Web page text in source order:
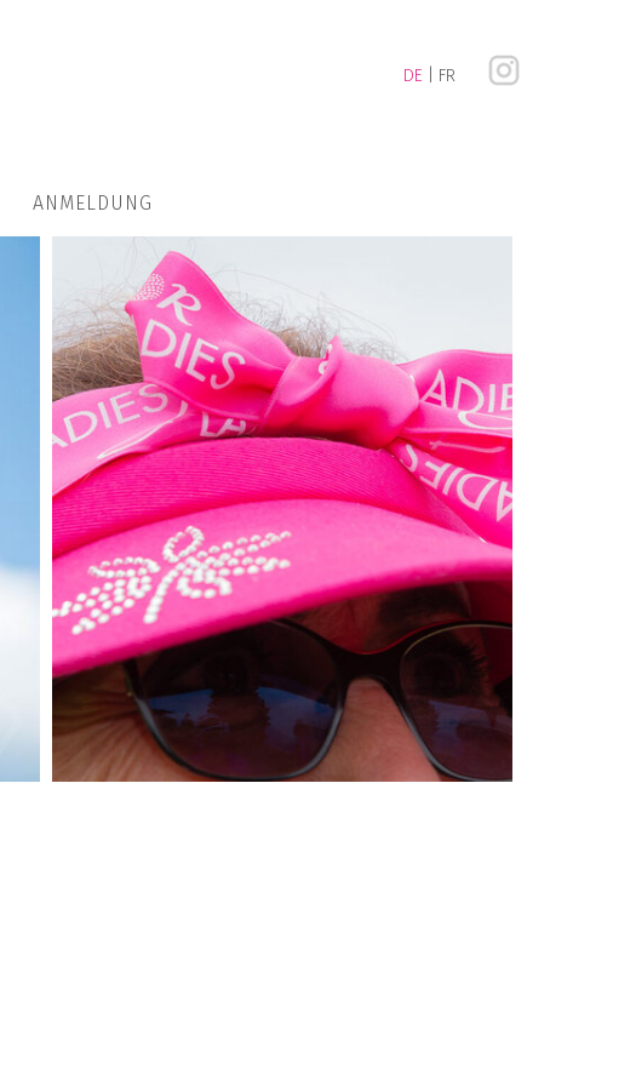
DE FR
ANMELDUNG